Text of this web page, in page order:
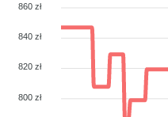
860 zł
840 zł
820 zł
800 zł